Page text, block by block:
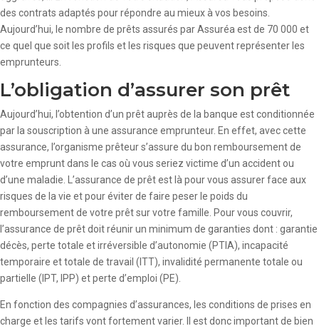
des contrats adaptés pour répondre au mieux à vos besoins.
Aujourd’hui, le nombre de prêts assurés par Assuréa est de 70 000 et
ce quel que soit les profils et les risques que peuvent représenter les
emprunteurs.
L’obligation d’assurer son prêt
Aujourd’hui, l’obtention d’un prêt auprès de la banque est conditionnée
par la souscription à une assurance emprunteur. En effet, avec cette
assurance, l’organisme prêteur s’assure du bon remboursement de
votre emprunt dans le cas où vous seriez victime d’un accident ou
d’une maladie. L’assurance de prêt est là pour vous assurer face aux
risques de la vie et pour éviter de faire peser le poids du
remboursement de votre prêt sur votre famille. Pour vous couvrir,
l’assurance de prêt doit réunir un minimum de garanties dont : garantie
décès, perte totale et irréversible d’autonomie (PTIA), incapacité
temporaire et totale de travail (ITT), invalidité permanente totale ou
partielle (IPT, IPP) et perte d’emploi (PE).
En fonction des compagnies d’assurances, les conditions de prises en
charge et les tarifs vont fortement varier. Il est donc important de bien